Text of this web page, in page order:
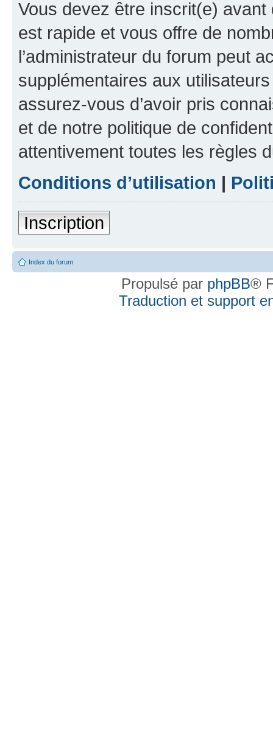
Vous devez être inscrit(e) avant
est rapide et vous offre de
l’administrateur du forum peut
supplémentaires aux
assurez-vous d’avoir pris
et de notre politique de
attentivement toutes les règles
Conditions d’utilisation |
Inscription
Index du forum
Propulsé par phpBB®
Traduction et support